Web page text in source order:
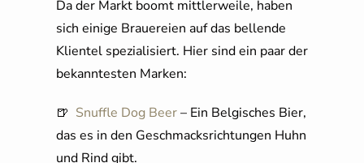
Da der Markt boomt mittlerweile, haben
sich einige Brauereien auf das bellende
Klientel spezialisiert. Hier sind ein paar der
bekanntesten Marken:
🍺 Snuffle Dog Beer– Ein Belgisches Bier,
das es in den Geschmacksrichtungen Huhn
und Rind gibt.